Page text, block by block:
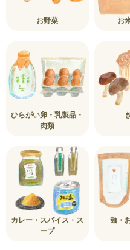
お野菜 お
ひらがい卵・乳製品・
肉類
カレー・スパイス・ス
ープ
麺・